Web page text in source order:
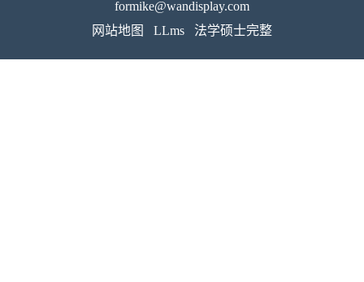
formike@wandisplay.com
网站地图
LLms 法学硕士完整